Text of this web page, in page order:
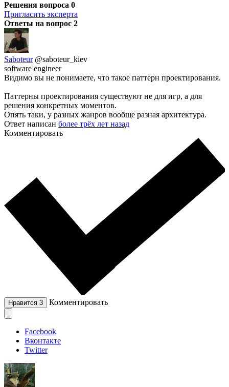
Решения вопроса 0
Пригласить эксперта
Ответы на вопрос 2
Saboteur @saboteur_kiev
software engineer
Видимо вы не понимаете, что такое паттерн проектирования.
Паттерны проектирования существуют не для игр, а для
решения конкретных моментов.
Опять таки, у разных жанров вообще разная архитектура.
Ответ написан более трёх лет назад
Комментировать
Нравится 3 Комментировать
Facebook
Вконтакте
Twitter